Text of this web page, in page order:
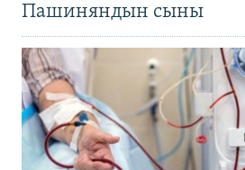
Пашиняндын сыны